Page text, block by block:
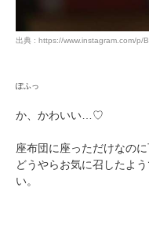
出典 : https://www.instagram.com/p/
ぽふっ
か、かわいい…♡
座布団に座っただけなの
どうやらお気に召したよ
い。